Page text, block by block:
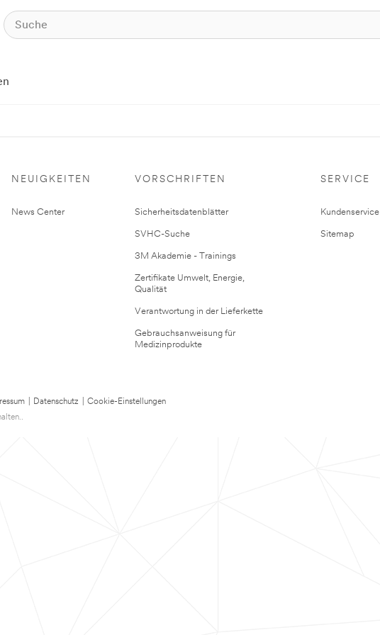
NEUIGKEITEN
News Center
VORSCHRIFTEN
Sicherheitsdatenblätter
SVHC-Suche
3M Akademie - Trainings
Zertifikate Umwelt, Energie,
Qualität
Verantwortung in der Lieferkette
Gebrauchsanweisung für
Medizinprodukte
SERVICE
Kundenservice
Sitemap
Datenschutz
Cookie-Einstellungen